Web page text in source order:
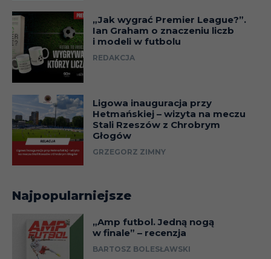
„Jak wygrać Premier League?”.
Ian Graham o znaczeniu liczb
i modeli w futbolu
REDAKCJA
Ligowa inauguracja przy
Hetmańskiej – wizyta na meczu
Stali Rzeszów z Chrobrym
Głogów
GRZEGORZ ZIMNY
Najpopularniejsze
„Amp futbol. Jedną nogą
w finale” – recenzja
BARTOSZ BOLESŁAWSKI